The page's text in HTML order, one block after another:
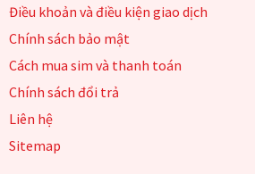
Điều khoản và điều kiện giao dịch
Chính sách bảo mật
Cách mua sim và thanh toán
Chính sách đổi trả
Liên hệ
Sitemap